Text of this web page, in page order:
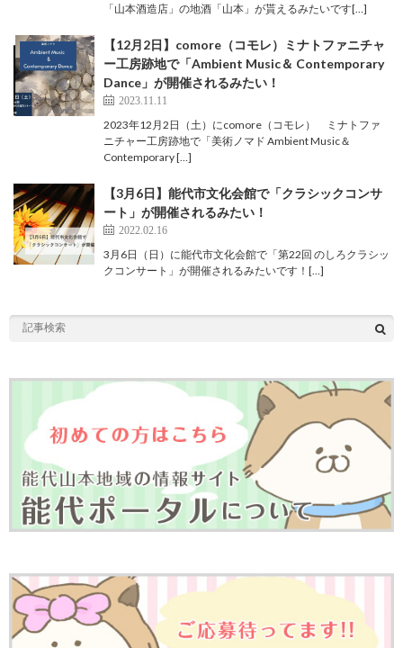
「山本酒造店」の地酒「山本」が貰えるみたいです[…]
【12月2日】comore（コモレ）ミナトファニチャ
ー工房跡地で「Ambient Music＆ Contemporary
Dance」が開催されるみたい！
2023.11.11
2023年12月2日（土）にcomore（コモレ） ミナトファ
ニチャー工房跡地で「美術ノマド Ambient Music＆
Contemporary […]
【3月6日】能代市文化会館で「クラシックコンサ
ート」が開催されるみたい！
2022.02.16
3月6日（日）に能代市文化会館で「第22回 のしろクラシッ
クコンサート」が開催されるみたいです！[…]